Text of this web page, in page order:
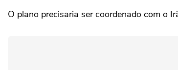
O plano precisaria ser coordenado com o